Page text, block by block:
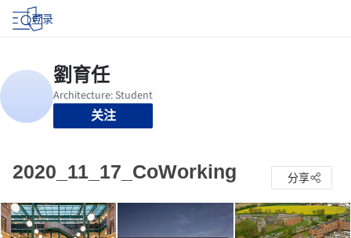
登录
关注
2020_11_17_CoWorking 分享